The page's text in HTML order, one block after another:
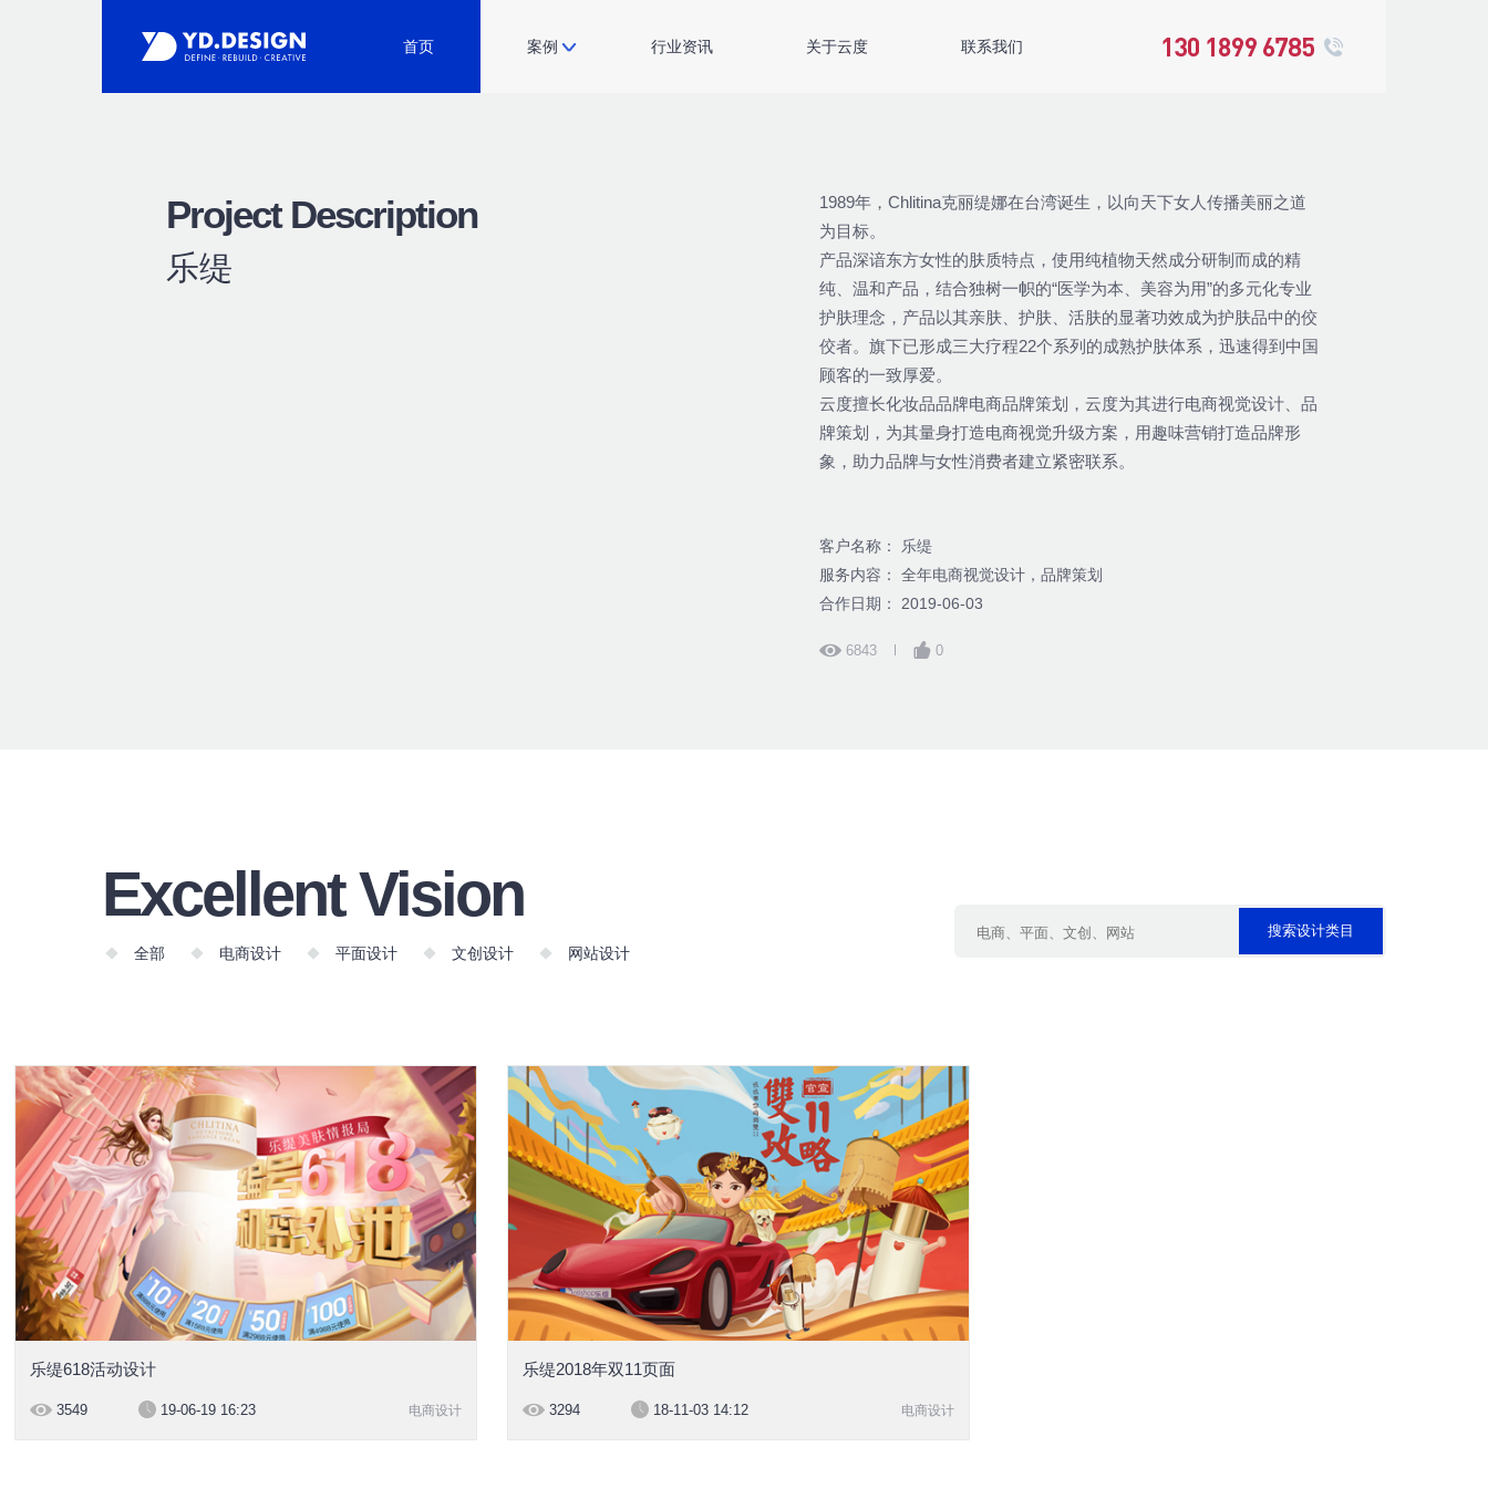
首页 案例 行业资讯 关于云度 联系我们
Project Description
乐缇
1989年，Chlitina克丽缇娜在台湾诞生，以向天下女人传播美丽之道
为目标。
产品深谙东方女性的肤质特点，使用纯植物天然成分研制而成的精
纯、温和产品，结合独树一帜的“医学为本、美容为用”的多元化专业
护肤理念，产品以其亲肤、护肤、活肤的显著功效成为护肤品中的佼
佼者。旗下已形成三大疗程22个系列的成熟护肤体系，迅速得到中国
顾客的一致厚爱。
云度擅长化妆品品牌电商品牌策划，云度为其进行电商视觉设计、品
牌策划，为其量身打造电商视觉升级方案，用趣味营销打造品牌形
象，助力品牌与女性消费者建立紧密联系。
客户名称： 乐缇
服务内容： 全年电商视觉设计，品牌策划
合作日期： 2019-06-03
6843 0
Excellent Vision
全部 电商设计 平面设计 文创设计 网站设计
乐缇618活动设计
电商设计
3549 19-06-19 16:23
乐缇2018年双11页面
电商设计
3294 18-11-03 14:12